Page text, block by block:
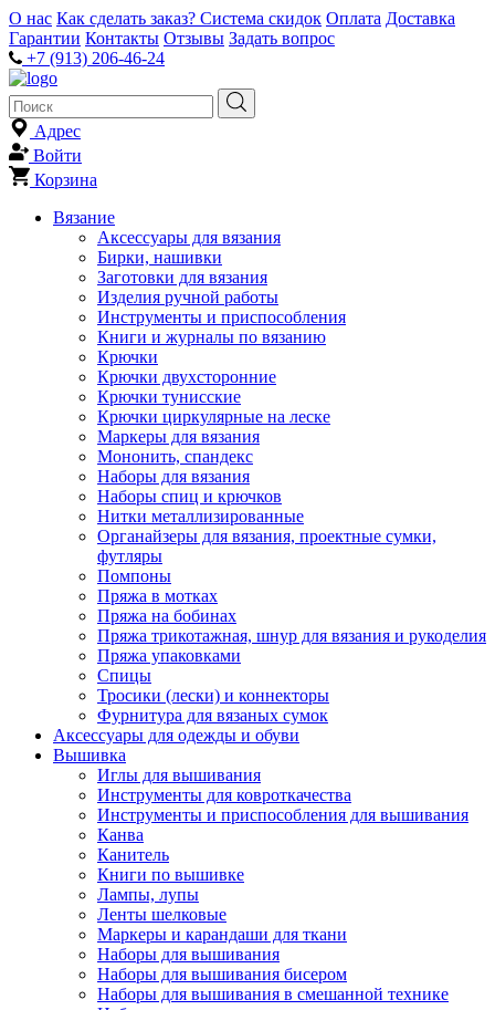
О нас Как сделать заказ? Система скидок Оплата Доставка
Гарантии Контакты Отзывы Задать вопрос
+7 (913) 206-46-24
Адрес
Войти
Корзина
Вязание
Аксессуары для вязания
Бирки, нашивки
Заготовки для вязания
Изделия ручной работы
Инструменты и приспособления
Книги и журналы по вязанию
Крючки
Крючки двухсторонние
Крючки тунисские
Крючки циркулярные на леске
Маркеры для вязания
Мононить, спандекс
Наборы для вязания
Наборы спиц и крючков
Нитки металлизированные
Органайзеры для вязания, проектные сумки,
футляры
Помпоны
Пряжа в мотках
Пряжа на бобинах
Пряжа трикотажная, шнур для вязания и рукоделия
Пряжа упаковками
Спицы
Тросики (лески) и коннекторы
Фурнитура для вязаных сумок
Аксессуары для одежды и обуви
Вышивка
Иглы для вышивания
Инструменты для ковроткачества
Инструменты и приспособления для вышивания
Канва
Канитель
Книги по вышивке
Лампы, лупы
Ленты шелковые
Маркеры и карандаши для ткани
Наборы для вышивания
Наборы для вышивания бисером
Наборы для вышивания в смешанной технике